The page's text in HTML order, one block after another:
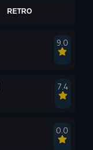
RETRO
9.0
7.4
0.0